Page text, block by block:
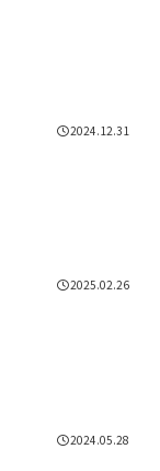
2024.12.31
2025.02.26
2024.05.28